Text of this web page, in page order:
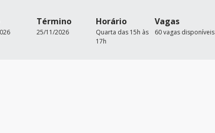
Término
25/11/2026
Horário
Quarta das 15h às
17h
Vagas
60 vagas disponíveis